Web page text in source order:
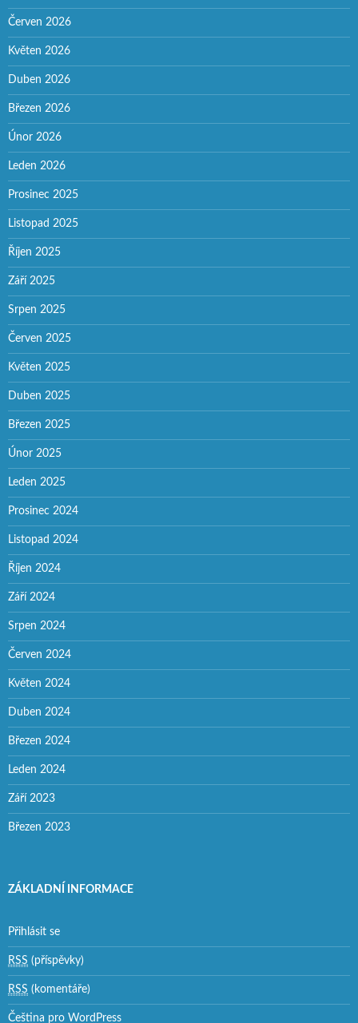
Červen 2026
Květen 2026
Duben 2026
Březen 2026
Únor 2026
Leden 2026
Prosinec 2025
Listopad 2025
Říjen 2025
Září 2025
Srpen 2025
Červen 2025
Květen 2025
Duben 2025
Březen 2025
Únor 2025
Leden 2025
Prosinec 2024
Listopad 2024
Říjen 2024
Září 2024
Srpen 2024
Červen 2024
Květen 2024
Duben 2024
Březen 2024
Leden 2024
Září 2023
Březen 2023
ZÁKLADNÍ INFORMACE
Přihlásit se
RSS (příspěvky)
RSS (komentáře)
Čeština pro WordPress